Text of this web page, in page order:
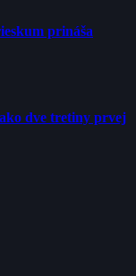
prináša
dve tretiny prvej